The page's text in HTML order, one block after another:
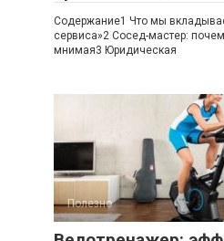
Содержание1 Что мы
сервиса»2 Сосед-мастер:
мнимая3 Юридическая
Полезно